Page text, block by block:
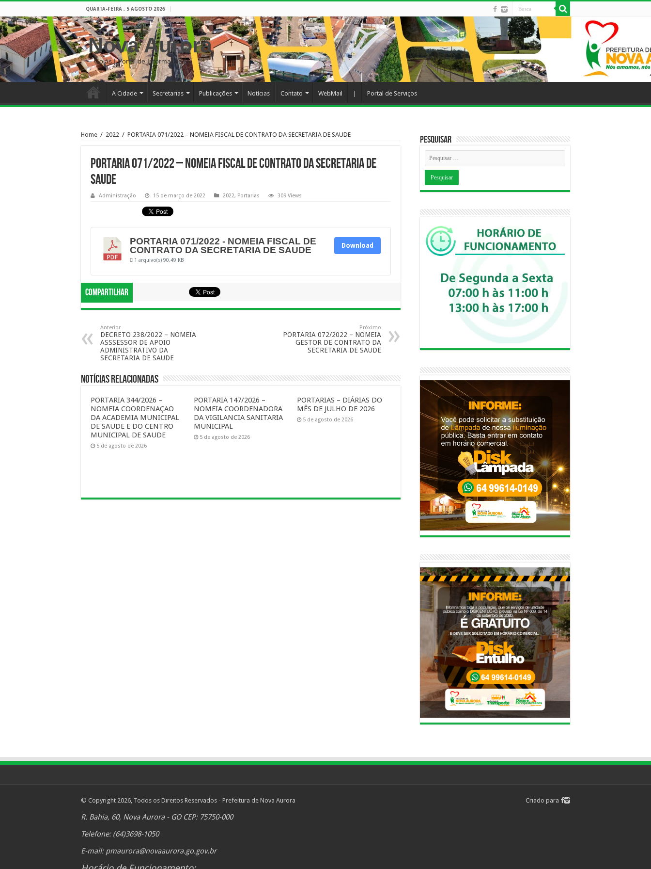
QUARTA-FEIRA , 5 AGOSTO 2026
Nova Aurora
– Goiás | Portal de Informações
A Cidade Secretarias Publicações Notícias Contato WebMail Portal de Serviços
Home / 2022 / PORTARIA 071/2022 – NOMEIA FISCAL DE CONTRATO DA SECRETARIA DE SAUDE
PORTARIA 071/2022 – NOMEIA FISCAL DE CONTRATO DA SECRETARIA DE
SAUDE
Administração 15 de março de 2022 2022, Portarias 309 Views
PORTARIA 071/2022 - NOMEIA FISCAL DE
CONTRATO DA SECRETARIA DE SAUDE
1 arquivo(s) 90.49 KB
Download
Compartilhar
Anterior
DECRETO 238/2022 – NOMEIA
ASSSESSOR DE APOIO
ADMINISTRATIVO DA
SECRETARIA DE SAUDE
Próximo
PORTARIA 072/2022 – NOMEIA
GESTOR DE CONTRATO DA
SECRETARIA DE SAUDE
Notícias Relacionadas
PORTARIA 344/2026 –
NOMEIA COORDENAÇAO
DA ACADEMIA MUNICIPAL
DE SAUDE E DO CENTRO
MUNICIPAL DE SAUDE
5 de agosto de 2026
PORTARIA 147/2026 –
NOMEIA COORDENADORA
DA VIGILANCIA SANITARIA
MUNICIPAL
5 de agosto de 2026
PORTARIAS – DIÁRIAS DO
MÊS DE JULHO DE 2026
5 de agosto de 2026
Pesquisar
Criado para
© Copyright 2026, Todos os Direitos Reservados - Prefeitura de Nova Aurora
R. Bahia, 60, Nova Aurora - GO CEP: 75750-000
Telefone: (64)3698-1050
E-mail: pmaurora@novaaurora.go.gov.br